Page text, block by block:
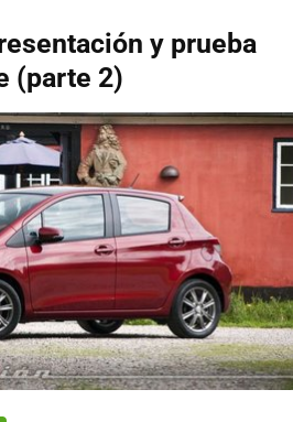
y prueba
(parte 2)